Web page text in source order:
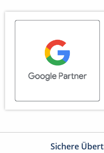
Sichere